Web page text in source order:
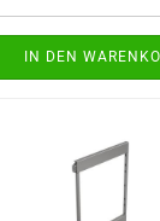
IN DEN